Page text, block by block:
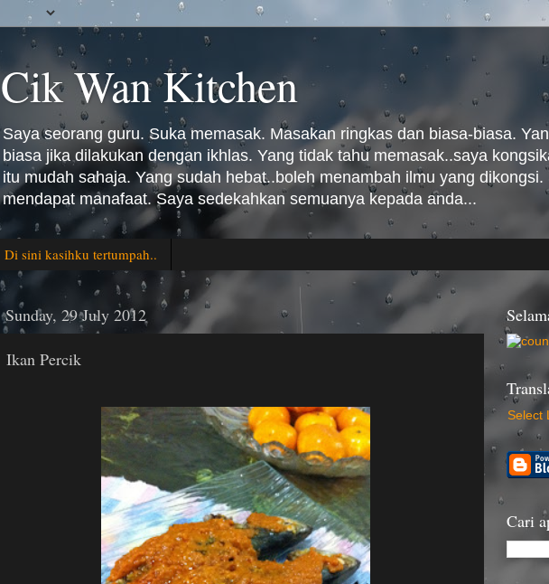
Cik Wan Kitchen
Saya seorang guru. Suka memasak. Masakan ringkas dan biasa-biasa.
biasa jika dilakukan dengan ikhlas. Yang tidak tahu memasak..saya
itu mudah sahaja. Yang sudah hebat..boleh menambah ilmu yang
mendapat manafaat. Saya sedekahkan semuanya kepada anda...
Di sini kasihku tertumpah..
Sunday, 29 July 2012
Ikan Percik
Select
Cari